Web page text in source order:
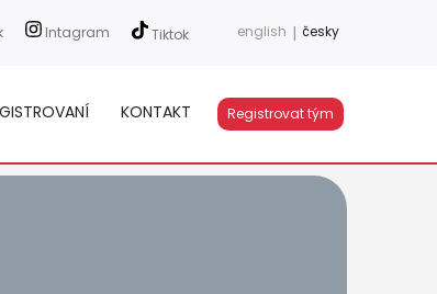
Intagram Tiktok english | česky
KONTAKT Registrovat tým